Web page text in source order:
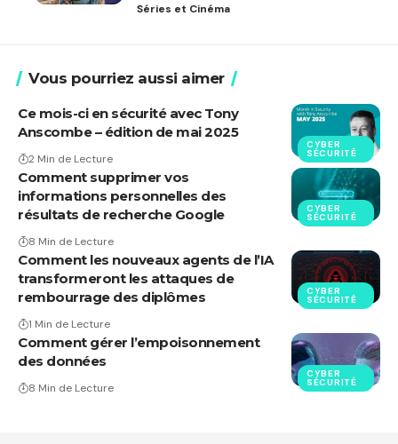
Séries et Cinéma
Vous pourriez aussi aimer
CYBER
SÉCURITÉ
Ce mois-ci en sécurité avec Tony
Anscombe – édition de mai 2025
2 Min de Lecture
CYBER
SÉCURITÉ
Comment supprimer vos
informations personnelles des
résultats de recherche Google
8 Min de Lecture
CYBER
SÉCURITÉ
Comment les nouveaux agents de l’IA
transformeront les attaques de
rembourrage des diplômes
1 Min de Lecture
CYBER
SÉCURITÉ
Comment gérer l’empoisonnement
des données
8 Min de Lecture